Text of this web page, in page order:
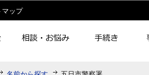
ージの本文へ移動
マップ